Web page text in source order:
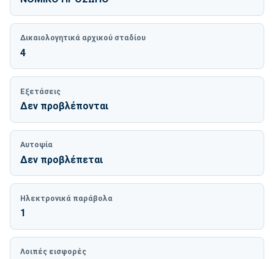
Δικαιολογητικά αρχικού σταδίου
4
Εξετάσεις
Δεν προβλέπονται
Αυτοψία
Δεν προβλέπεται
Ηλεκτρονικά παράβολα
1
Λοιπές εισφορές